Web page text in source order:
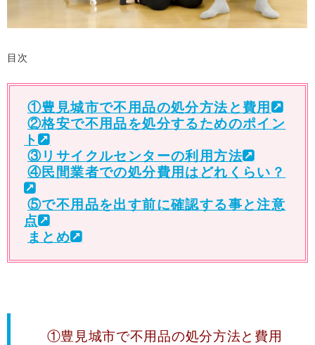
目次
①豊見城市で不用品の処分方法と費用
②格安で不用品を処分するためのポイン
ト
③リサイクルセンターの利用方法
④民間業者での処分費用はどれくらい？
⑤で不用品を出す前に確認する事と注意
点
まとめ
①豊見城市で不用品の処分方法と費用